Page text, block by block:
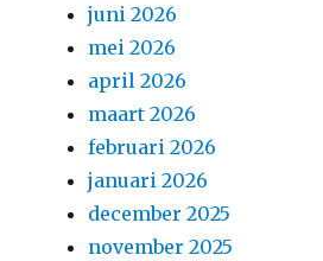
juni 2026
mei 2026
april 2026
maart 2026
februari 2026
januari 2026
december 2025
november 2025